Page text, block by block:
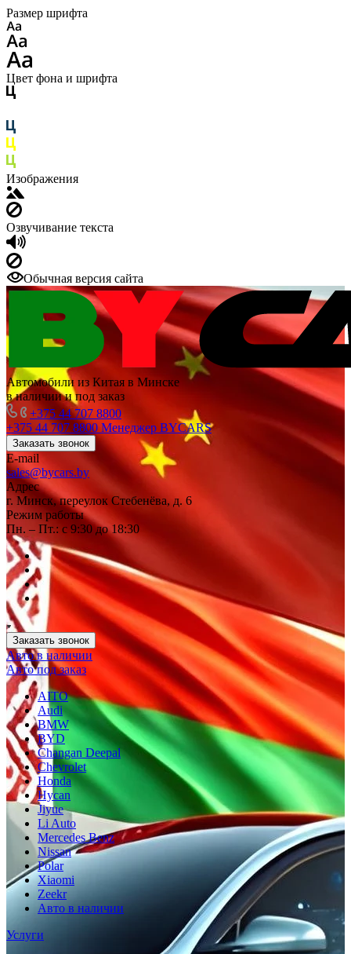
Размер шрифта
Цвет фона и шрифта
Изображения
Озвучивание текста
Обычная версия сайта
Автомобили из Китая в Минске
в наличии и под заказ
+375 44 707 8800
+375 44 707 8800 Менеджер BYCARS
Заказать звонок
E-mail
sales@bycars.by
Адрес
г. Минск, переулок Стебенёва, д. 6
Режим работы
Пн. – Пт.: с 9:30 до 18:30
Заказать звонок
Авто в наличии
Авто под заказ
AITO
Audi
BMW
BYD
Changan Deepal
Chevrolet
Honda
Hycan
Jiyue
Li Auto
Mercedes Benz
Nissan
Polar
Xiaomi
Zeekr
Авто в наличии
Услуги